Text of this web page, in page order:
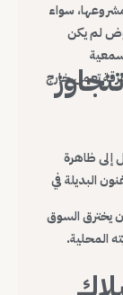
سواء
لم يكن
تعمل خارج
إلى ظاهرة
البديلة في
يخترق السوق
المحلية.